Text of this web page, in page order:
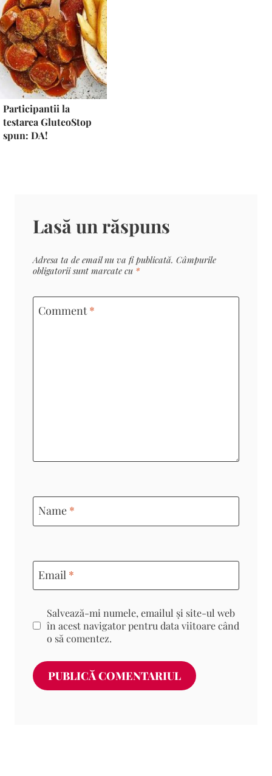
Participantii la
testarea GluteoStop
spun: DA!
Lasă un răspuns
Adresa ta de email nu va fi publicată. Câmpurile
obligatorii sunt marcate cu *
Comment*
Name *
Email *
Salvează-mi numele, emailul și site-ul web
în acest navigator pentru data viitoare când
o să comentez.